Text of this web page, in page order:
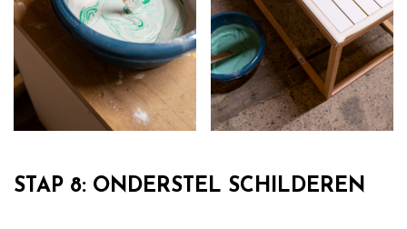
STAP 8: ONDERSTEL SCHILDEREN